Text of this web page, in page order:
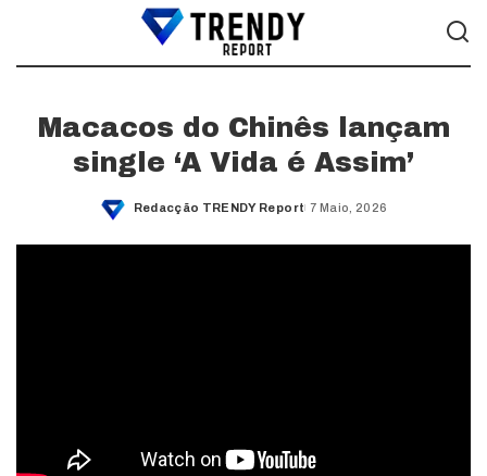
Macacos do Chinês lançam
single ‘A Vida é Assim’
Posted
Redacção TRENDY Report 7 Maio, 2026